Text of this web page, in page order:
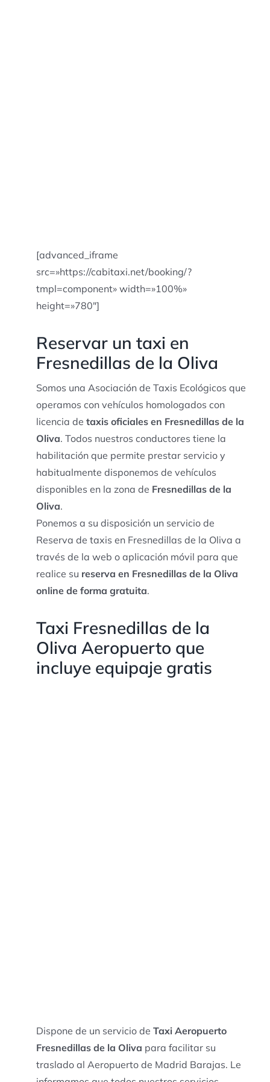
[advanced_iframe
src=»https://cabitaxi.net/booking/?
tmpl=component» width=»100%»
height=»780″]
Reservar un taxi en
Fresnedillas de la Oliva
Somos una Asociación de Taxis Ecológicos que
operamos con vehículos homologados con
licencia de taxis oficiales en Fresnedillas de la
Oliva. Todos nuestros conductores tiene la
habilitación que permite prestar servicio y
habitualmente disponemos de vehículos
disponibles en la zona de Fresnedillas de la
Oliva.
Ponemos a su disposición un servicio de
Reserva de taxis en Fresnedillas de la Oliva a
través de la web o aplicación móvil para que
realice su reserva en Fresnedillas de la Oliva
online de forma gratuita.
Taxi Fresnedillas de la
Oliva Aeropuerto que
incluye equipaje gratis
Dispone de un servicio de Taxi Aeropuerto
Fresnedillas de la Oliva para facilitar su
traslado al Aeropuerto de Madrid Barajas. Le